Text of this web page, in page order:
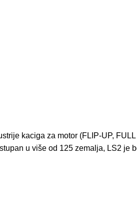
kaciga za motor (FLIP-UP,
u više od 125 zemalja, LS2 je